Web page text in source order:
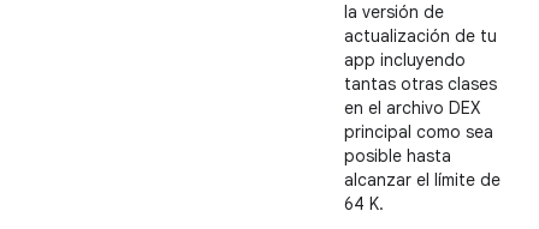
la versión de
actualización de tu
app incluyendo
tantas otras clases
en el archivo DEX
principal como sea
posible hasta
alcanzar el límite de
64 K.